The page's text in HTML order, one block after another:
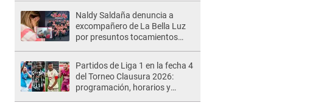
Naldy Saldaña denuncia a
excompañero de La Bella Luz
por presuntos tocamientos
Partidos de Liga 1 en la fecha 4
del Torneo Clausura 2026:
programación, horarios y